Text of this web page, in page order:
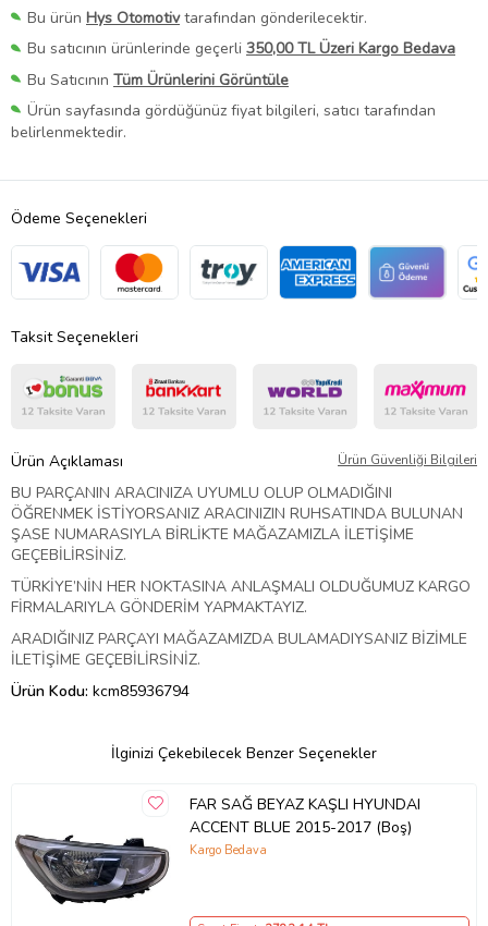
Bu ürün Hys Otomotivtarafından gönderilecektir.
Bu satıcının ürünlerinde geçerli 350,00 TL Üzeri Kargo Bedava
Bu Satıcının Tüm Ürünlerini Görüntüle
Ürün sayfasında gördüğünüz fiyat bilgileri, satıcı tarafından
belirlenmektedir.
Ödeme Seçenekleri
Taksit Seçenekleri
Ürün Açıklaması Ürün Güvenliği Bilgileri
BU PARÇANIN ARACINIZA UYUMLU OLUP OLMADIĞINI
ÖĞRENMEK İSTİYORSANIZ ARACINIZIN RUHSATINDA BULUNAN
ŞASE NUMARASIYLA BİRLİKTE MAĞAZAMIZLA İLETİŞİME
GEÇEBİLİRSİNİZ.
TÜRKİYE’NİN HER NOKTASINA ANLAŞMALI OLDUĞUMUZ KARGO
FİRMALARIYLA GÖNDERİM YAPMAKTAYIZ.
ARADIĞINIZ PARÇAYI MAĞAZAMIZDA BULAMADIYSANIZ BİZİMLE
İLETİŞİME GEÇEBİLİRSİNİZ.
Ürün Kodu: kcm85936794
İlginizi Çekebilecek Benzer Seçenekler
FAR SAĞ BEYAZ KAŞLI HYUNDAI
ACCENT BLUE 2015-2017 (Boş)
Kargo Bedava